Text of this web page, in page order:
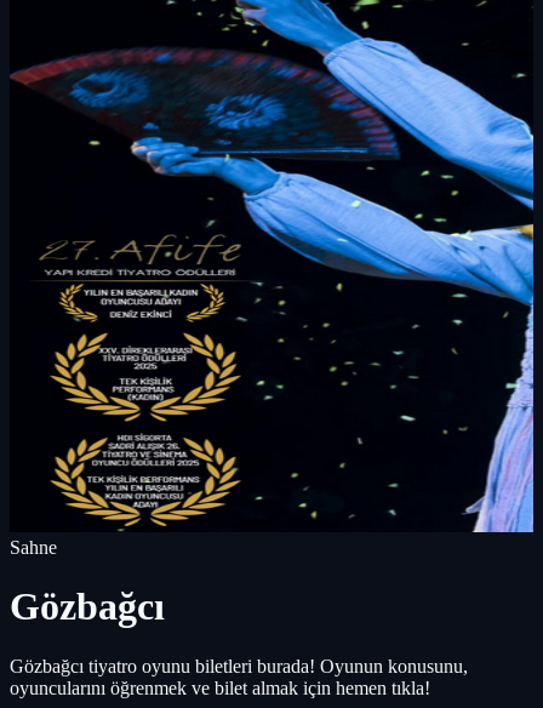
Sahne
Gözbağcı
Gözbağcı tiyatro oyunu biletleri burada! Oyunun konusunu,
oyuncularını öğrenmek ve bilet almak için hemen tıkla!